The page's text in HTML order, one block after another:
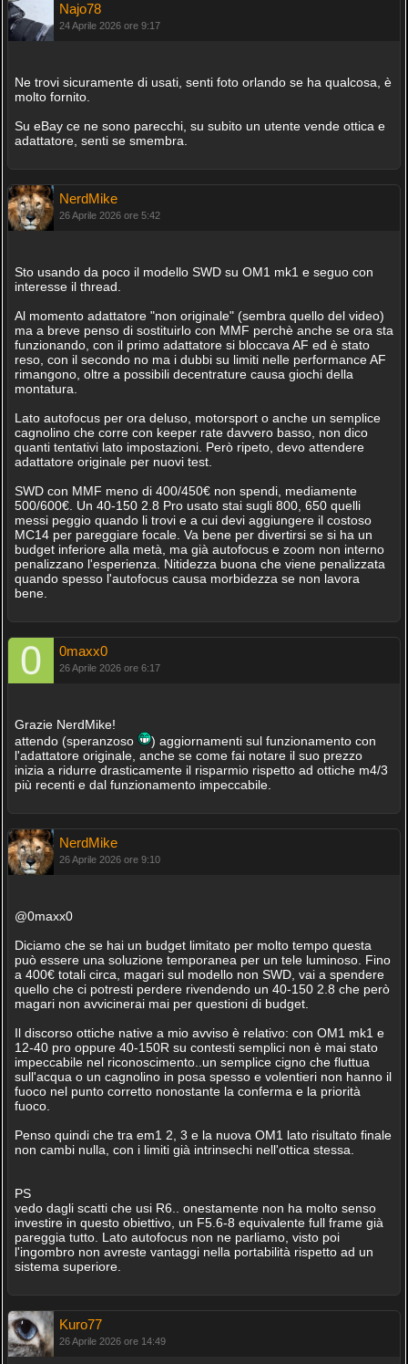
Najo78
24 Aprile 2026 ore 9:17
Ne trovi sicuramente di usati, senti foto orlando se ha qualcosa, è
molto fornito.
Su eBay ce ne sono parecchi, su subito un utente vende ottica e
adattatore, senti se smembra.
NerdMike
26 Aprile 2026 ore 5:42
Sto usando da poco il modello SWD su OM1 mk1 e seguo con
interesse il thread.
Al momento adattatore "non originale" (sembra quello del video)
ma a breve penso di sostituirlo con MMF perchè anche se ora sta
funzionando, con il primo adattatore si bloccava AF ed è stato
reso, con il secondo no ma i dubbi su limiti nelle performance AF
rimangono, oltre a possibili decentrature causa giochi della
montatura.
Lato autofocus per ora deluso, motorsport o anche un semplice
cagnolino che corre con keeper rate davvero basso, non dico
quanti tentativi lato impostazioni. Però ripeto, devo attendere
adattatore originale per nuovi test.
SWD con MMF meno di 400/450€ non spendi, mediamente
500/600€. Un 40-150 2.8 Pro usato stai sugli 800, 650 quelli
messi peggio quando li trovi e a cui devi aggiungere il costoso
MC14 per pareggiare focale. Va bene per divertirsi se si ha un
budget inferiore alla metà, ma già autofocus e zoom non interno
penalizzano l'esperienza. Nitidezza buona che viene penalizzata
quando spesso l'autofocus causa morbidezza se non lavora
bene.
0maxx0
26 Aprile 2026 ore 6:17
Grazie NerdMike!
attendo (speranzoso
) aggiornamenti sul funzionamento con
l'adattatore originale, anche se come fai notare il suo prezzo
inizia a ridurre drasticamente il risparmio rispetto ad ottiche m4/3
più recenti e dal funzionamento impeccabile.
NerdMike
26 Aprile 2026 ore 9:10
@0maxx0
Diciamo che se hai un budget limitato per molto tempo questa
può essere una soluzione temporanea per un tele luminoso. Fino
a 400€ totali circa, magari sul modello non SWD, vai a spendere
quello che ci potresti perdere rivendendo un 40-150 2.8 che però
magari non avvicinerai mai per questioni di budget.
Il discorso ottiche native a mio avviso è relativo: con OM1 mk1 e
12-40 pro oppure 40-150R su contesti semplici non è mai stato
impeccabile nel riconoscimento..un semplice cigno che fluttua
sull'acqua o un cagnolino in posa spesso e volentieri non hanno il
fuoco nel punto corretto nonostante la conferma e la priorità
fuoco.
Penso quindi che tra em1 2, 3 e la nuova OM1 lato risultato finale
non cambi nulla, con i limiti già intrinsechi nell'ottica stessa.
PS
vedo dagli scatti che usi R6.. onestamente non ha molto senso
investire in questo obiettivo, un F5.6-8 equivalente full frame già
pareggia tutto. Lato autofocus non ne parliamo, visto poi
l'ingombro non avreste vantaggi nella portabilità rispetto ad un
sistema superiore.
Kuro77
26 Aprile 2026 ore 14:49